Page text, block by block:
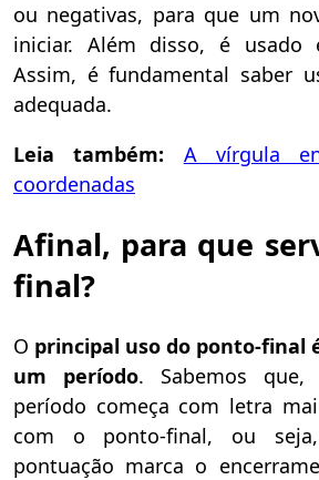
ou negativas, para que um
iniciar. Além disso, é usado
Assim, é fundamental saber
adequada.
Leia também: A vírgula
coordenadas
Afinal, para que
final?
O principal uso do ponto-final
um período. Sabemos que,
período começa com letra
com o ponto-final, ou
pontuação marca o